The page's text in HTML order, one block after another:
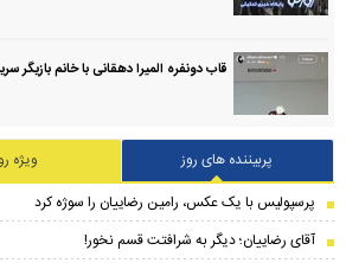
قاب دونفره المیرا دهقانی با خانم بازیگر
پربیننده های روز
ویژه
پرسپولیس با یک عکس، رامین رضاییان را سوژه کرد
آقای رضاییان؛ دیگر به شرافتت قسم نخور!